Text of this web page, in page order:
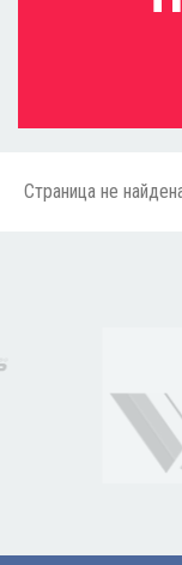
Страница не